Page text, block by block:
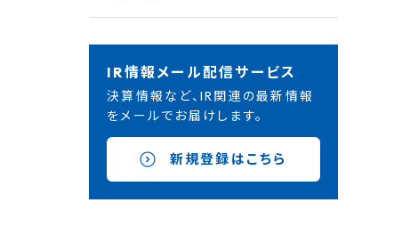
IR情報メール配信サービス
決算情報など、IR関連の最新情報
をメールでお届けします。
新規登録はこちら